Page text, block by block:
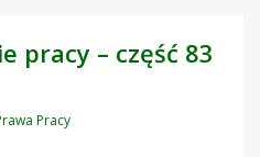
pracy – część 83
Pracy